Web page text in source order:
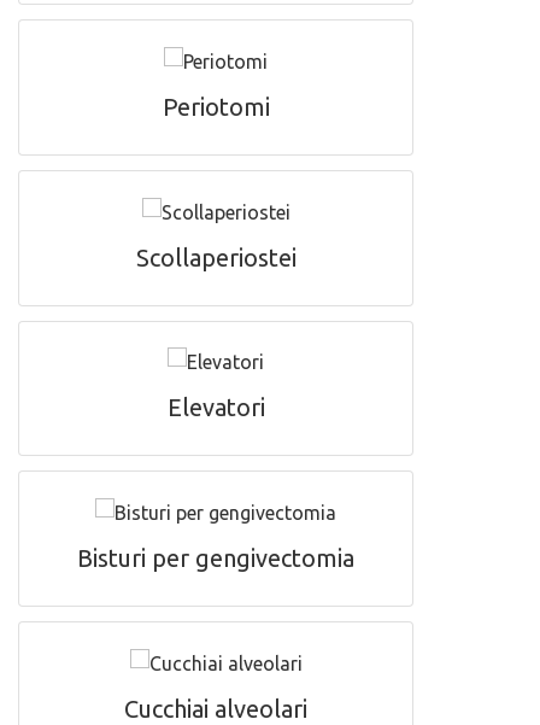
Periotomi
Scollaperiostei
Elevatori
Bisturi per gengivectomia
Cucchiai alveolari